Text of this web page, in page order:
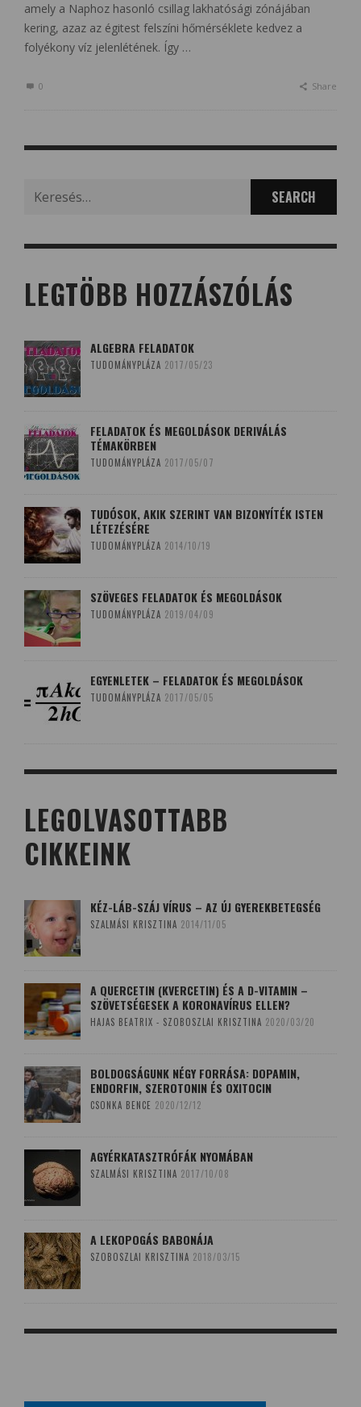
amely a Naphoz hasonló csillag lakhatósági zónájában
kering, azaz az égitest felszíni hőmérséklete kedvez a
folyékony víz jelenlétének. Így …
0 Share
LEGTÖBB HOZZÁSZÓLÁS
ALGEBRA FELADATOK
TUDOMÁNYPLÁZA 2017/05/23
FELADATOK ÉS MEGOLDÁSOK DERIVÁLÁS
TÉMAKÖRBEN
TUDOMÁNYPLÁZA 2017/05/07
TUDÓSOK, AKIK SZERINT VAN BIZONYÍTÉK ISTEN
LÉTEZÉSÉRE
TUDOMÁNYPLÁZA 2014/10/19
SZÖVEGES FELADATOK ÉS MEGOLDÁSOK
TUDOMÁNYPLÁZA 2019/04/09
EGYENLETEK – FELADATOK ÉS MEGOLDÁSOK
TUDOMÁNYPLÁZA 2017/05/05
LEGOLVASOTTABB
CIKKEINK
KÉZ-LÁB-SZÁJ VÍRUS – AZ ÚJ GYEREKBETEGSÉG
SZALMÁSI KRISZTINA 2014/11/05
A QUERCETIN (KVERCETIN) ÉS A D-VITAMIN –
SZÖVETSÉGESEK A KORONAVÍRUS ELLEN?
HAJAS BEATRIX - SZOBOSZLAI KRISZTINA 2020/03/20
BOLDOGSÁGUNK NÉGY FORRÁSA: DOPAMIN,
ENDORFIN, SZEROTONIN ÉS OXITOCIN
CSONKA BENCE 2020/12/12
AGYÉRKATASZTRÓFÁK NYOMÁBAN
SZALMÁSI KRISZTINA 2017/10/08
A LEKOPOGÁS BABONÁJA
SZOBOSZLAI KRISZTINA 2018/03/15